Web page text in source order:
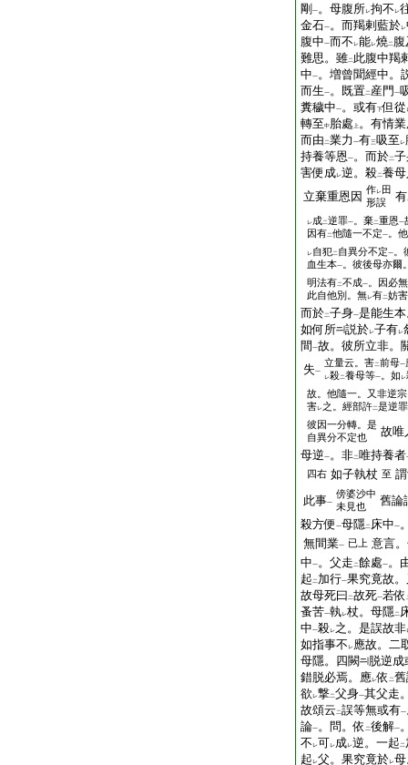
剛 一。母腹所レ拘不 レ
金石一。而羯剌藍於レ
腹中一而不 レ能レ燒二
難思。雖二 此腹中羯
中一。増曾聞經中。
而生一。既置二 産門 一
糞穢中一。或有下但從
轉至中胎處 上 。有情
而由 二業力 一有三吸至 レ
持養等恩一。而於二
害便成レ逆。殺二養
立棄重恩因 作レ田
形誤
有
レ成二逆罪一 。棄二重恩 一
因有二他隨一不定一 。
レ自犯二 自異分不定一 。
血生本一 。彼後母亦爾
明法有二不成一 。因必無
此自他別。無レ有二妨害
而於二子身一是能生
如何所
説於レ子有レ
間 一故。彼所立非。
失一
立量云。害二前母一
レ殺二養母等一 。如 レ
故。他隨一。又非逆
害レ之。經部許二是逆罪
彼因一分轉。是
自異分不定也
故唯
母逆一。非二唯持養者
四右 如子執杖 至
此事一
傍婆沙中
未見也
舊論
殺方便 一母隱二 床中一
無間業一 已上 意言
中一。父走 二餘處一。
起 二 加行一果究竟故
故母死曰 二故死一若依
蚤苦一執レ杖。母隱二
中一殺レ之。是誤故非
如指事不 レ應故。二
母隱。四闕
脱逆成
錯脱必焉。應レ依 二
欲 レ撃二父身一其父走
故頌云 二誤等無或有一
論一。問。依 二後解一
不 レ可レ成レ逆。一起 二
起 レ父。果究竟於レ